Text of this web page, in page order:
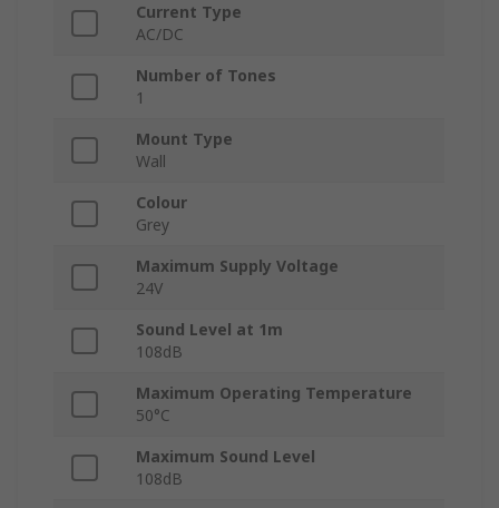
Current Type
AC/DC
Number of Tones
1
Mount Type
Wall
Colour
Grey
Maximum Supply Voltage
24V
Sound Level at 1m
108dB
Maximum Operating Temperature
50°C
Maximum Sound Level
108dB